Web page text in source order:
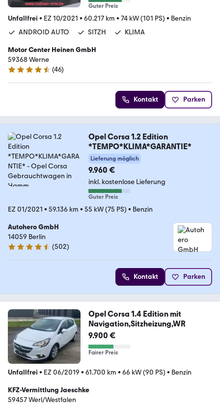
Guter Preis
Unfallfrei • EZ 10/2021 • 60.217 km • 74 kW (101 PS) • Benzin
ANDROID AUTO
SITZH KLIMA
Motor Center Heinen GmbH
59368 Werne
4.6 Sterne
(46)
Kontakt Parken
Opel Corsa 1.2 Edition
*TEMPO*KLIMA*GARANTIE*
Lieferung möglich
9.960 €
inkl. kostenlose Lieferung
Guter Preis
EZ 01/2021 • 59.136 km • 55 kW (75 PS) • Benzin
Autohero GmbH
14059 Berlin
4.5 Sterne
(502)
Kontakt Parken
Opel Corsa 1.4 Edition mit
Navigation,Sitzheizung,WR
9.900 €
Fairer Preis
Unfallfrei • EZ 06/2019 • 61.700 km • 66 kW (90 PS) • Benzin
KFZ-Vermittlung Jaeschke
59457 Werl/Westfalen